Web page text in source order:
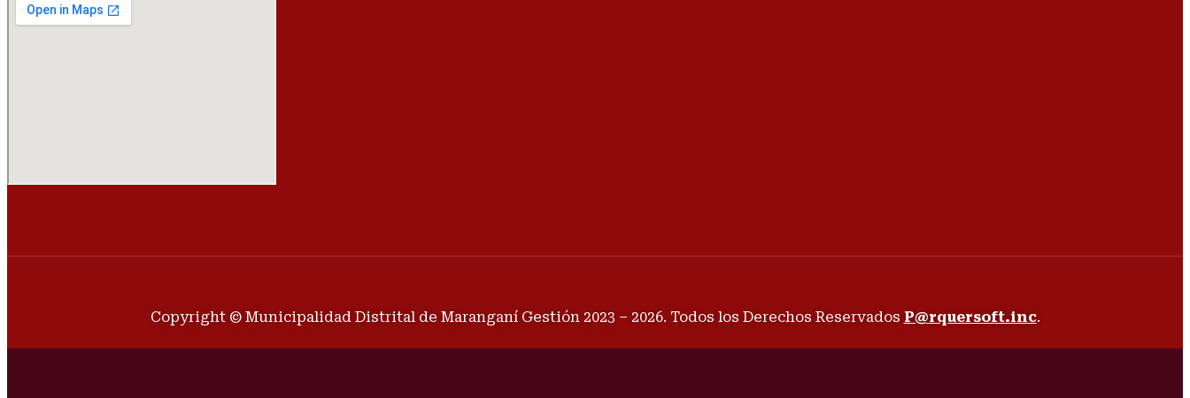
Copyright © Municipalidad Distrital de Maranganí Gestión 2023 – 2026. Todos los Derechos Reservados P@rquersoft.inc.